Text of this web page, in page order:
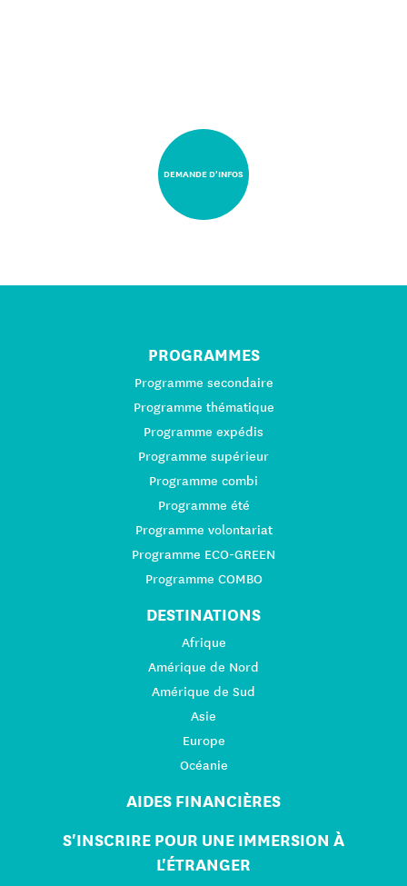
DEMANDE D'INFOS
PROGRAMMES
Programme secondaire
Programme thématique
Programme expédis
Programme supérieur
Programme combi
Programme été
Programme volontariat
Programme ECO-GREEN
Programme COMBO
DESTINATIONS
Afrique
Amérique de Nord
Amérique de Sud
Asie
Europe
Océanie
AIDES FINANCIÈRES
S'INSCRIRE POUR UNE IMMERSION À
L'ÉTRANGER